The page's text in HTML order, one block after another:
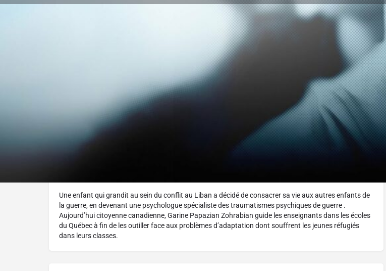
Détails Avis 0
Donnez votre avis
Hélène Magny
Une enfant qui grandit au sein du conflit au Liban a décidé de consacrer sa vie aux autres enfants de
la guerre, en devenant une psychologue spécialiste des traumatismes psychiques de guerre .
Aujourd’hui citoyenne canadienne, Garine Papazian Zohrabian guide les enseignants dans les écoles
du Québec à fin de les outiller face aux problèmes d’adaptation dont souffrent les jeunes réfugiés
dans leurs classes.